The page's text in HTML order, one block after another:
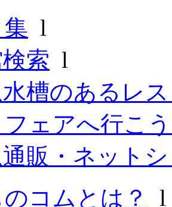
集 l
索 l
槽のあるレ
ェアへ行こ
販・ネット
コムとは？